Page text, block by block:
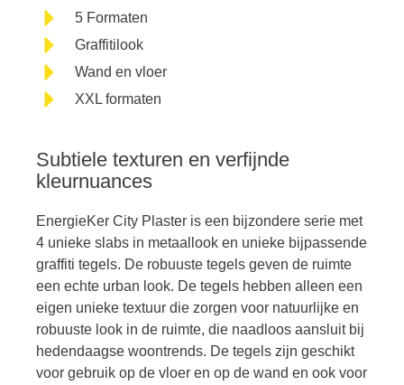
Subtiele texturen en verfijnde
kleurnuances
EnergieKer City Plaster is een bijzondere serie met
4 unieke slabs in metaallook en unieke bijpassende
graffiti tegels. De robuuste tegels geven de ruimte
een echte urban look. De tegels hebben alleen een
eigen unieke textuur die zorgen voor natuurlijke en
robuuste look in de ruimte, die naadloos aansluit bij
hedendaagse woontrends. De tegels zijn geschikt
voor gebruik op de vloer en op de wand en ook voor
5 Formaten
Graffitilook
Wand en vloer
XXL formaten